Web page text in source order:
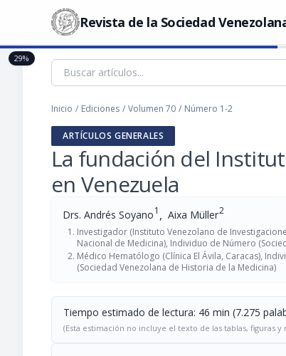
Revista de la Sociedad
Inicio / Ediciones / Volumen 70 / Número 1-2
ARTÍCULOS GENERALES
La fundación del
en Venezuela
Drs. Andrés Soyano1 , Aixa Müller2
Investigador (Instituto Venezolano de
Nacional de Medicina), Individuo de Número
Médico Hematólogo (Clínica El Ávila, Caracas),
(Sociedad Venezolana de Historia de la Medicina)
Tiempo estimado de lectura: 46 min (7.275
(Esta estimación no incluye el texto de las tablas, figuras y
29%